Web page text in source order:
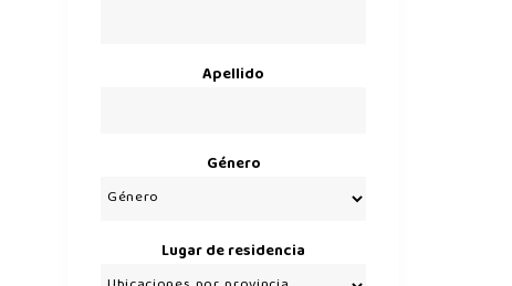
Apellido
Género
Lugar de residencia